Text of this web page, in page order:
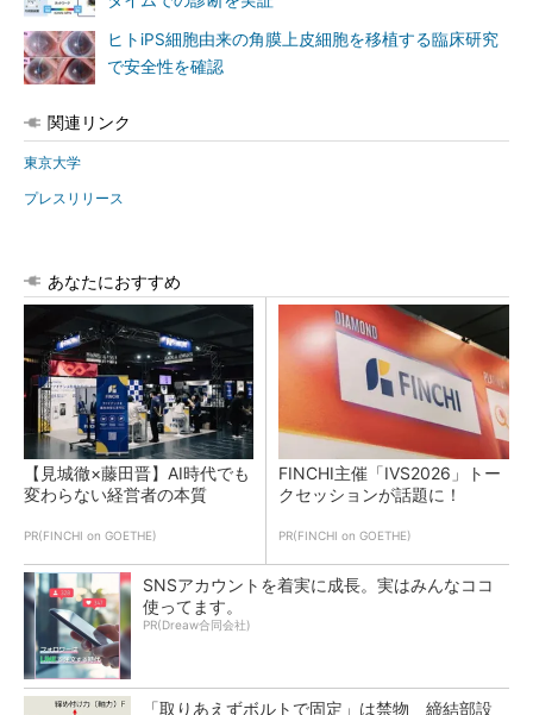
ヒトiPS細胞由来の角膜上皮細胞を移植する臨床研究
で安全性を確認
関連リンク
東京大学
プレスリリース
あなたにおすすめ
【見城徹×藤田晋】AI時代でも
変わらない経営者の本質
PR(FINCHI on GOETHE)
FINCHI主催「IVS2026」トー
クセッションが話題に！
PR(FINCHI on GOETHE)
SNSアカウントを着実に成長。実はみんなココ
使ってます。
PR(Dreaw合同会社)
「取りあえずボルトで固定」は禁物 締結部設